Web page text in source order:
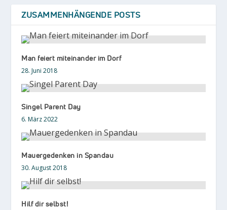
ZUSAMMENHÄNGENDE POSTS
Man feiert miteinander im Dorf
28. Juni 2018
Singel Parent Day
6. März 2022
Mauergedenken in Spandau
30. August 2018
Hilf dir selbst!